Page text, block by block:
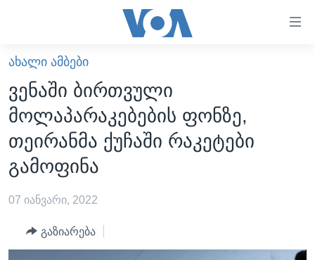
ხელმისაწვდომობისთვის
გადადით
მთავარზე
გადადით
მთავარ
ნავიგაციაზე
გადადით
ძიებაზე
ᲐᲮᲐᲚᲘ ᲐᲛᲑᲔᲑᲘ
ᲡᲐᲥᲐᲠᲗᲕᲔᲚᲝ
ᲐᲨᲨ
ᲐᲨᲨ-ᲘᲡ ᲐᲠᲩᲔᲕᲜᲔᲑᲘ 2024
ᲛᲡᲝᲤᲚᲘᲝ
ᲕᲘᲓᲔᲝᲔᲑᲘ
ᲒᲐᲓᲐᲪᲔᲛᲔᲑᲘ
ᲐᲮᲐᲚᲘ ᲐᲛᲑᲔᲑᲘ
ვენაში ბირთვული
მოლაპარაკებების ფონზე,
თეირანმა ქუჩაში რაკეტები
გამოფინა
07 იანვარი, 2022
გაზიარება